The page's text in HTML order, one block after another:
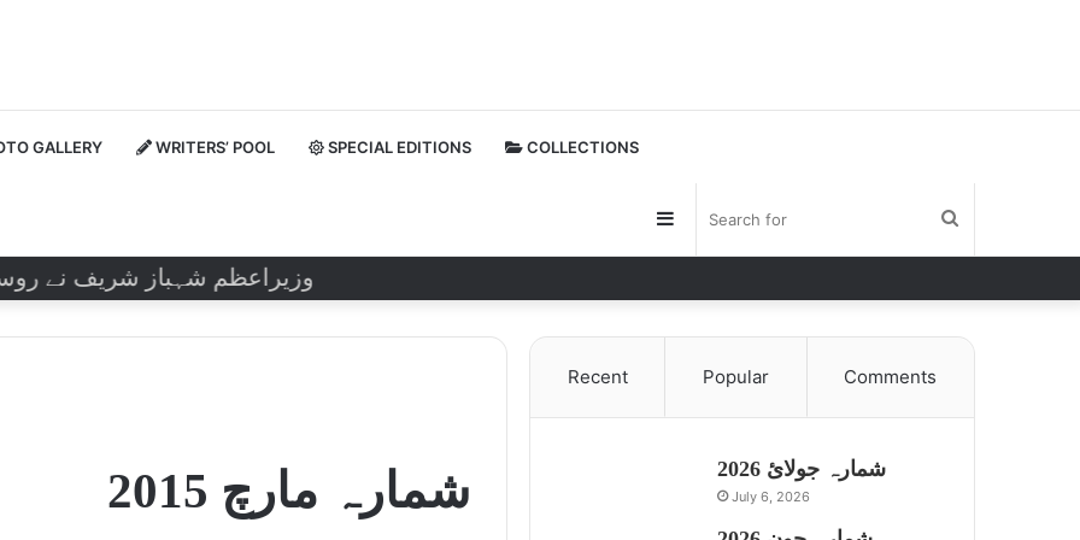
GALLERY WRITERS’ POOL SPECIAL EDITIONS COLLECTIONS
Sidebar
وزیراعظم شہباز شریف نے روسی صدر
شمارہ مارچ 2015
Recent Popular Comments
شمارہ جولائ 2026
July 6, 2026